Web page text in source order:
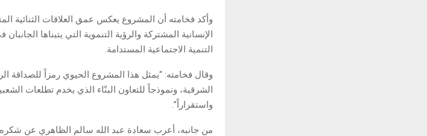
وأكد فخامته أن المشروع يعكس عمق العلاقات الثنائية
الإنسانية المشتركة والرؤية التنموية التي يتبناها
التنمية الاجتماعية المستدامة.
وقال فخامته: “يمثل هذا المشروع الحيوي رمزاً للصداقة
الشرقية، ونموذجاً للتعاون البنّاء الذي يخدم تطلعات
واستقراراً”.
من جانبه، أعرب سعادة عبد الله سالم الظاهري عن شكره